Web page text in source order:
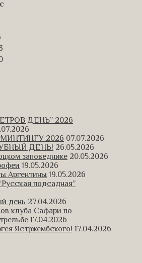
ДЕНЬ” 2026
2026 07.07.2026
ДЕНЬ! 26.05.2026
заповеднике 20.05.2026
19.05.2026
Аргентины 19.05.2026
подсадная”
день 27.04.2026
клуба Сафари по
17.04.2026
Ястржембского! 17.04.2026